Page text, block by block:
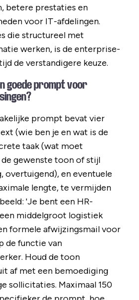
betere prestaties en
voor IT-afdelingen.
die structureel met
werken, is de enterprise-
de verstandigere keuze.
goede prompt voor
prompt bevat vier
(wie ben je en wat is de
taak (wat moet
gewenste toon of stijl
overtuigend), en eventuele
lengte, te vermijden
'Je bent een HR-
middelgroot logistiek
formele afwijzingsmail voor
de functie van
Houd de toon
af met een bemoediging
sollicitaties. Maximaal 150